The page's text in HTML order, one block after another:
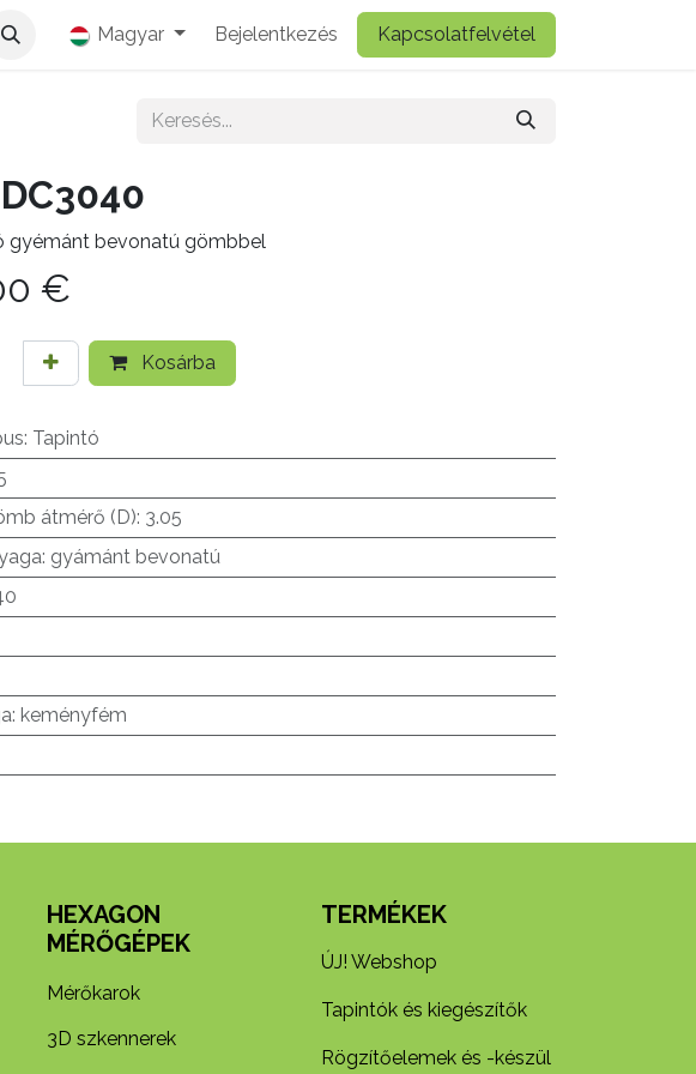
Magyar Bejelentkezés Kapcsolatfelvétel
gyémánt bevonatú gömbbel
€
Kosárba
: Tapintó
átmérő (D): 3.05
: gyámánt bevonatú
: keményfém
HEXAGON
MÉRŐGÉPEK
Mérőkarok
3D szkennerek
TERMÉKEK
ÚJ! Webshop
Tapintók és kiegészítők
Rögzítőelemek és -készül​